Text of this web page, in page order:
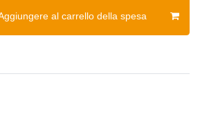
al carrello della spesa